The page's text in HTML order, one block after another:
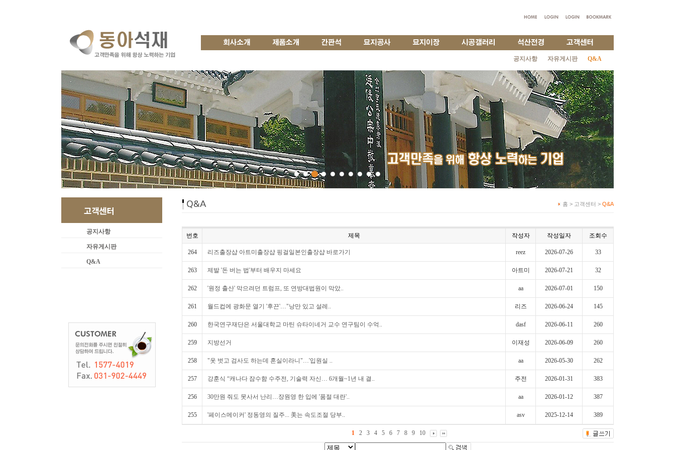
공지사항 자유게시판 Q&A
공지사항
자유게시판
Q&A
홈 > 고객센터 > Q&A
번호 제목 작성자 작성일자 조회수
264 리즈출장샵 아트미출장샵 핑걸일본인출장샵 바로가기 reez 2026-07-26 33
263 제발 '돈 버는 법'부터 배우지 마세요 아트미 2026-07-21 32
262 '원정 출산' 막으려던 트럼프, 또 연방대법원이 막았.. aa 2026-07-01 150
261 월드컵에 광화문 열기 '후끈'…"낭만 있고 설레.. 리즈 2026-06-24 145
260 한국연구재단은 서울대학교 마틴 슈타이네거 교수 연구팀이 수억.. dasf 2026-06-11 260
259 지방선거 이재성 2026-06-09 260
258 "옷 벗고 검사도 하는데 혼실이라니"…'입원실 .. aa 2026-05-30 262
257 강훈식 “캐나다 잠수함 수주전, 기술력 자신… 6개월~1년 내 결.. 주전 2026-01-31 383
256 30만원 줘도 못사서 난리…장원영 한 입에 '품절 대란'.. aa 2026-01-12 387
255 '페이스메이커' 정동영의 질주... 美는 속도조절 당부.. asv 2025-12-14 389
1 2 3 4 5 6 7 8 9 10